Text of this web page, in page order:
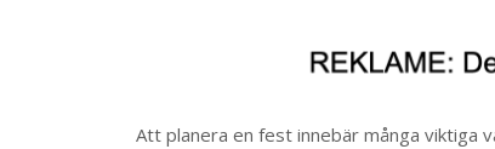
Att planera en fest innebär många viktiga